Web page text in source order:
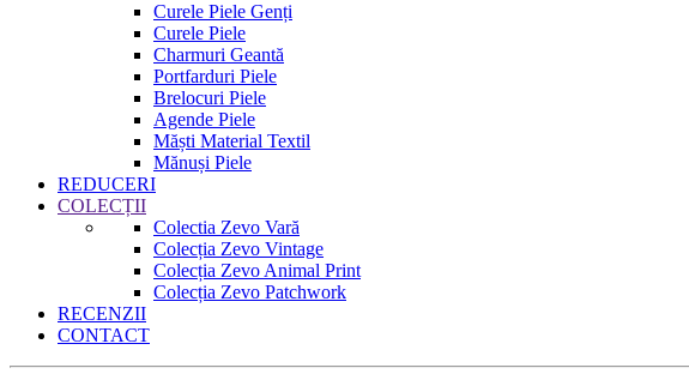
Curele Piele Genți
Curele Piele
Charmuri Geantă
Portfarduri Piele
Brelocuri Piele
Agende Piele
Măști Material Textil
Mănuși Piele
REDUCERI
COLECȚII
Colectia Zevo Vară
Colecția Zevo Vintage
Colecția Zevo Animal Print
Colecția Zevo Patchwork
RECENZII
CONTACT